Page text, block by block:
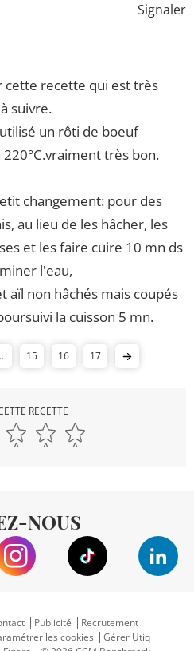
Signaler
cette recette qui est très
suivre.
un rôti de boeuf
très bon.
changement: pour des
au lieu de les hâcher, les
et les faire cuire 10 mn ds
l'eau,
aïl non hâchés mais coupés
la cuisson 5 mn.
15 16 17
RECETTE
NOUS
Publicité
Recrutement
les cookies
Gérer Utiq